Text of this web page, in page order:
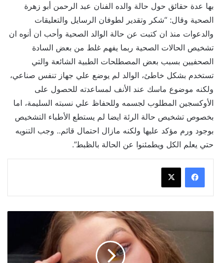
بها عدة حقائق حول حالة والده الفنان عبد الرحمن أبو زهرة
الصحية وقال: “شكر وتقدير لطوفان الرسايل والتعليقات
والدعوات منذ ان كتبت عن حالة الوالد الصحية وأحب ان أنوه ان
تشخيص الحالات الصحية ربما يفهم غلط من بعض السادة
الصحفيين بسبب بعض المصطلحات الطبية الشائعة والتي
تستخدم بشكل خاطئ، الوالد لم يوضع علي جهاز تنفس صناعي،
ولكنه موضوع ماسك عند الأنف لمساعدته للحصول على
الأوكسجين المطلوب لجسمه وللحفاظ علي نسبته السليمة، اما
بخصوص تشخيص حالة الرئة ايضا لم يستطع الأطباء التشخيص
بوجود ورم مؤكد عليها ولكنه مازال احتمال قائم.. وجب التنويه
حتي يعلم الكل ويطمئنوا عن الحالة بالظبط”.